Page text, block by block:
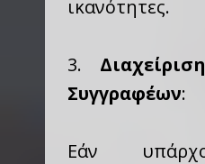
ικανότητες.
3.
Συγγραφέων:
Εάν